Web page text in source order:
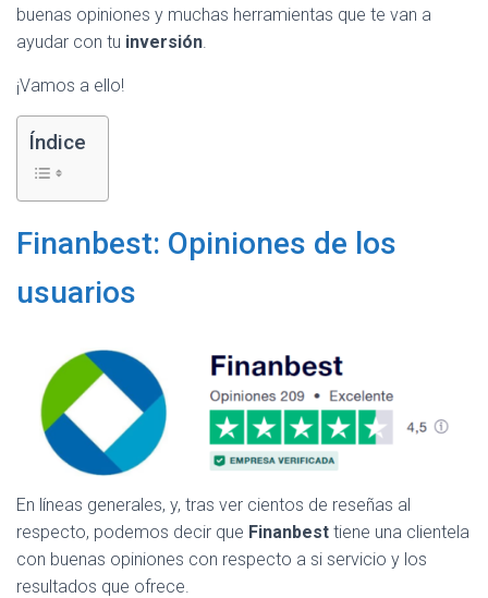
buenas opiniones y muchas herramientas que te van a
ayudar con tu inversión.
¡Vamos a ello!
Índice
Finanbest: Opiniones de los
usuarios
En líneas generales, y, tras ver cientos de reseñas al
respecto, podemos decir que Finanbest tiene una clientela
con buenas opiniones con respecto a si servicio y los
resultados que ofrece.